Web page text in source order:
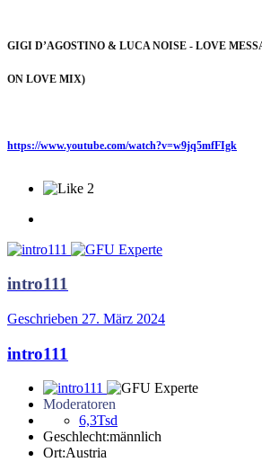
GIGI D’AGOSTINO & LUCA NOISE - LOVE
ON LOVE MIX)
https://www.youtube.com/watch?v=w9jq5mfFIgk
2
intro111
Geschrieben 27. März 2024
intro111
Moderatoren
6,3Tsd
Geschlecht:männlich
Ort:Austria